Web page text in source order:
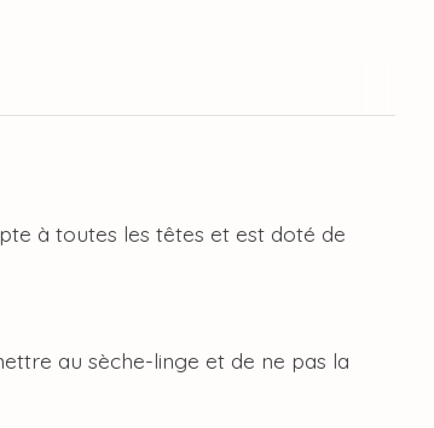
à toutes les têtes et est doté de
au sèche-linge et de ne pas la